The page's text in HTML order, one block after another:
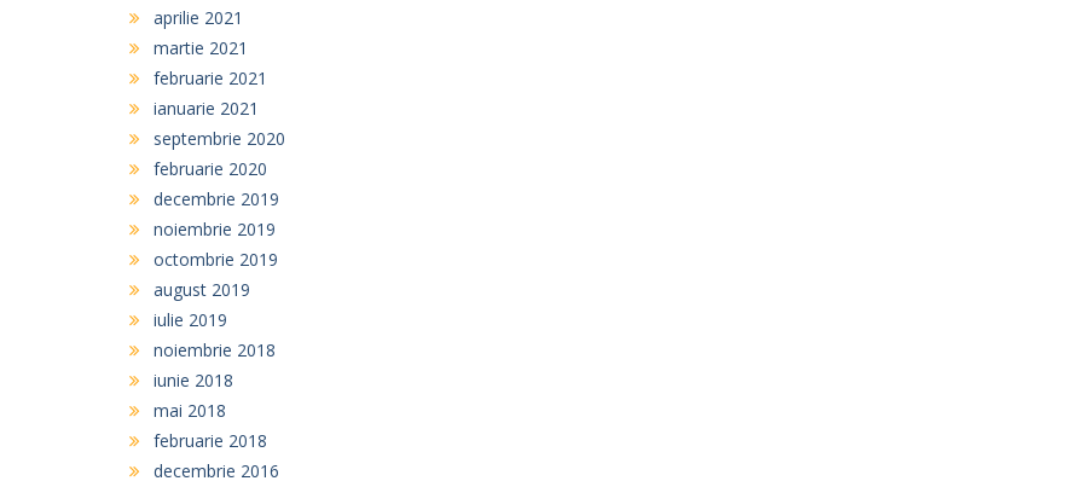
aprilie 2021
martie 2021
februarie 2021
ianuarie 2021
septembrie 2020
februarie 2020
decembrie 2019
noiembrie 2019
octombrie 2019
august 2019
iulie 2019
noiembrie 2018
iunie 2018
mai 2018
februarie 2018
decembrie 2016